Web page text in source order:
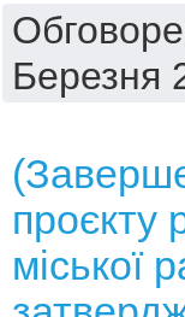
Березня
проєкту
міської